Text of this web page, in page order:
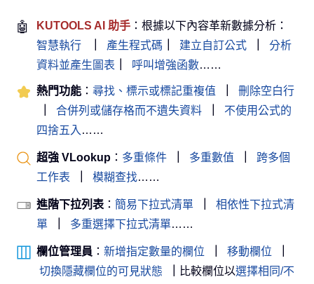
🤖 KUTOOLS AI 助手 ：根據以下內容革新數據分析：
智慧執行
產生程式碼 建立自訂公式
分析
資料並產生圖表
呼叫增強函數……
熱門功能 ： 尋找、標示或標記重複值
刪除空白行
合併列或儲存格而不遺失資料
不使用公式的
四捨五入 ……
超強 VLookup ： 多重條件 多重數值
跨多個
工作表
模糊查找……
進階下拉列表 ： 簡易下拉式清單
相依性下拉式清
單
多重選擇下拉式清單……
欄位管理員 ： 新增指定數量的欄位 移動欄位
切換隱藏欄位的可見狀態
比較欄位以選擇相同/不